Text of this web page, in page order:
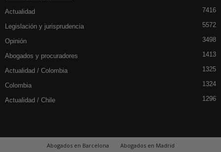
Actualidad 7416
Legislación y jurisprudencia 5572
Opinión 3498
Abogados y procuradores 1413
Actualidad / Colombia 1325
Colombia 1324
Actualidad / Chile 1296
Abogados en Barcelona Abogados en Madrid